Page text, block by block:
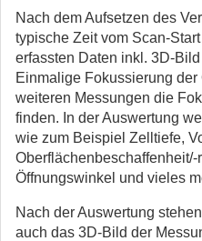
Nach dem Aufsetzen des
typische Zeit vom Scan-
erfassten Daten inkl. 3D-
Einmalige Fokussierung
weiteren Messungen die
finden. In der Auswertung
wie zum Beispiel Zelltiefe,
Oberflächenbeschaffenheit/-
Öffnungswinkel und vieles
Nach der Auswertung
auch das 3D-Bild der